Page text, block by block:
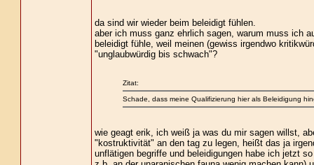
da sind wir wieder beim beleidigt fühlen.
aber ich muss ganz ehrlich sagen, warum muss ich
beleidigt fühle, weil meinen (gewiss irgendwo
"unglaubwürdig bis schwach"?
Zitat:
Schade, dass meine Qualifizierung hier als Beleidigung
wie geagt erik, ich weiß ja was du mir sagen willst,
"kostruktivität" an den tag zu legen, heißt das ja
unflätigen begriffe und beleidigungen habe ich jetzt